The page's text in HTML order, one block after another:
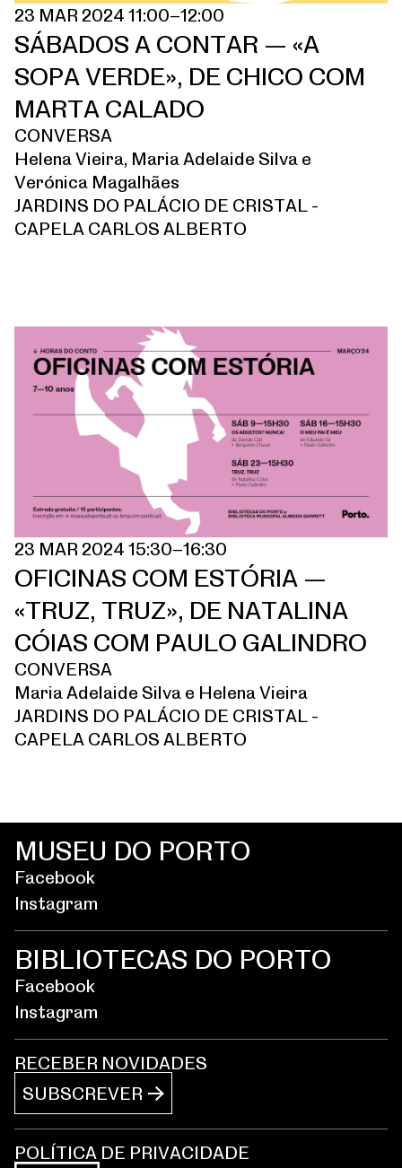
23 MAR 2024 11:00–12:00
SÁBADOS A CONTAR — «A
SOPA VERDE», DE CHICO COM
MARTA CALADO
CONVERSA
Helena Vieira, Maria Adelaide Silva e
Verónica Magalhães
JARDINS DO PALÁCIO DE CRISTAL -
CAPELA CARLOS ALBERTO
23 MAR 2024 15:30–16:30
OFICINAS COM ESTÓRIA —
«TRUZ, TRUZ», DE NATALINA
CÓIAS COM PAULO GALINDRO
CONVERSA
Maria Adelaide Silva e Helena Vieira
JARDINS DO PALÁCIO DE CRISTAL -
CAPELA CARLOS ALBERTO
MUSEU DO PORTO
Facebook
Instagram
BIBLIOTECAS DO PORTO
Facebook
Instagram
RECEBER NOVIDADES
SUBSCREVER
POLÍTICA DE PRIVACIDADE